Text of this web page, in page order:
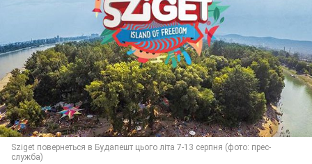
Sziget повернеться в Будапешт цього літа 7-13 серпня (фото: прес-
служба)